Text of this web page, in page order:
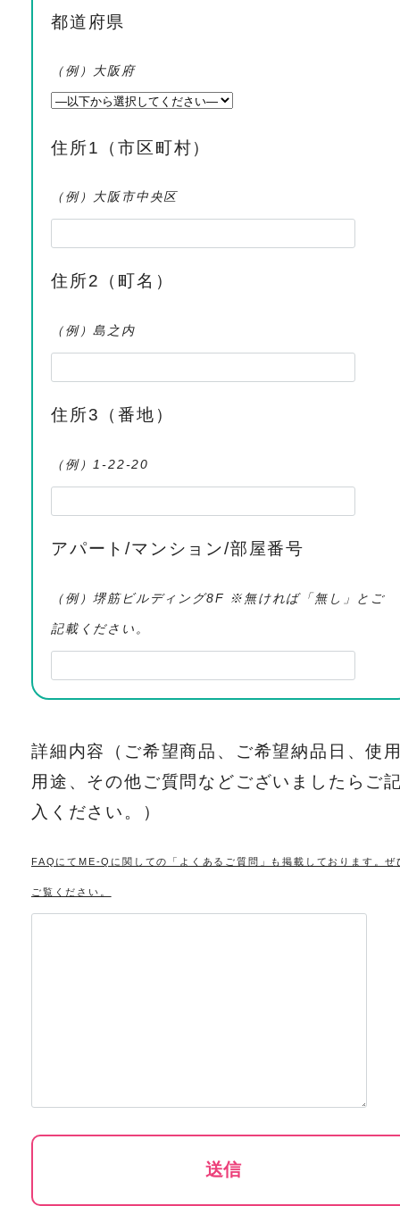
都道府県
（例）大阪府
住所1（市区町村）
（例）大阪市中央区
住所2（町名）
（例）島之内
住所3（番地）
（例）1-22-20
アパート/マンション/部屋番号
（例）堺筋ビルディング8F ※無ければ「無し」とご
記載ください。
詳細内容（ご希望商品、ご希望納品日、使
用途、その他ご質問などございましたらご
入ください。）
FAQにてME-Qに関しての「よくあるご質問」も掲載しております。ぜ
ご覧ください。